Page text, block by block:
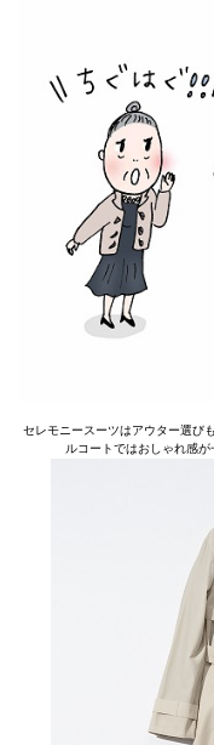
セレモニースーツはアウター選び
ルコートではおしゃれ感が